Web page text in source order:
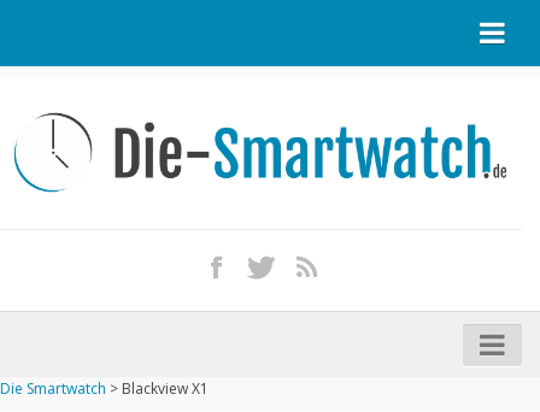
Kontakt / Tipp geben
Impressum
iPhone kaufen
Startseite
Die Smartwatch > Blackview X1